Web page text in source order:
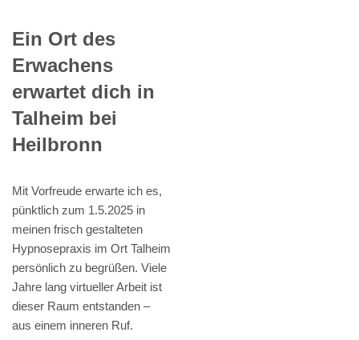
Ein Ort des
Erwachens
erwartet dich in
Talheim bei
Heilbronn
Mit Vorfreude erwarte ich es,
pünktlich zum 1.5.2025 in
meinen frisch gestalteten
Hypnosepraxis im Ort Talheim
persönlich zu begrüßen. Viele
Jahre lang virtueller Arbeit ist
dieser Raum entstanden –
aus einem inneren Ruf.